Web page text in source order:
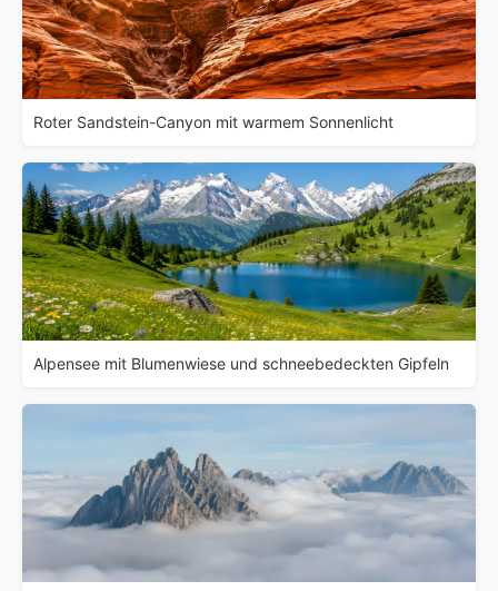
Roter Sandstein-Canyon mit warmem Sonnenlicht
Alpensee mit Blumenwiese und schneebedeckten Gipfeln